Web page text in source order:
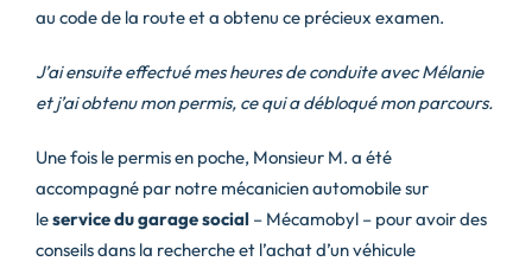
au code de la route et a obtenu ce précieux examen.
J’ai ensuite effectué mes heures de conduite avec Mélanie
et j’ai obtenu mon permis, ce qui a débloqué mon parcours.
Une fois le permis en poche, Monsieur M. a été
accompagné par notre mécanicien automobile sur
leservice du garage social – Mécamobyl – pour avoir des
conseils dans la recherche et l’achat d’un véhicule